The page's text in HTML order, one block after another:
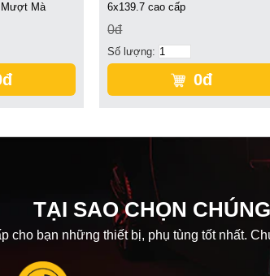
Mượt Mà
6x139.7 cao cấp
0đ
Số lượng:
0đ
TẠI SAO CHỌN
cho bạn những thiết bị, phụ tùng tốt nhất.